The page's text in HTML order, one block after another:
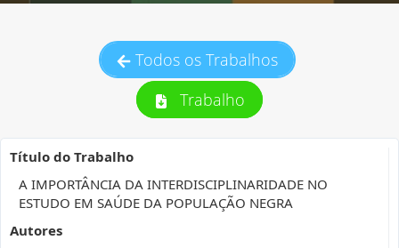
Todos os Trabalhos
Trabalho
Título do Trabalho
A IMPORTÂNCIA DA INTERDISCIPLINARIDADE NO
ESTUDO EM SAÚDE DA POPULAÇÃO NEGRA
Autores